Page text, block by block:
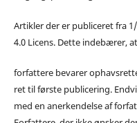
Artikler der er publiceret fra
4.0 Licens. Dette indebærer, at
forfattere bevarer
ret til første publicering.
med en anerkendelse af